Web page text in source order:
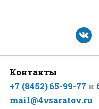
Контакты
+7 (8452) 65-99-77 и
mail@4vsaratov.ru